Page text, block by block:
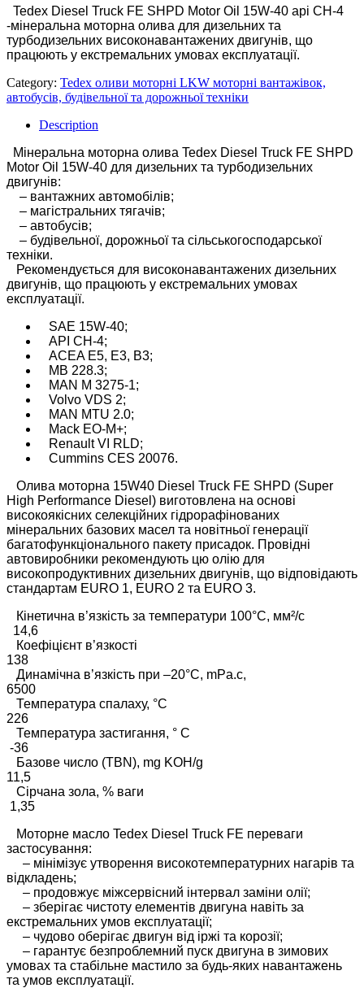
Tedex Diesel Truck FE SHPD Motor Oil 15W-40 api CH-4
-мінеральна моторна олива для дизельних та
турбодизельних високонавантажених двигунів, що
працюють у екстремальних умовах експлуатації.
Category: Tedex оливи моторні LKW моторні вантажівок,
автобусів, будівельної та дорожньої техніки
Description
Мінеральна моторна олива Tedex Diesel Truck FE SHPD
Motor Oil 15W-40 для дизельних та турбодизельних
двигунів:
– вантажних автомобілів;
– магістральних тягачів;
– автобусів;
– будівельної, дорожньої та сільськогосподарської
техніки.
Рекомендується для високонавантажених дизельних
двигунів, що працюють у екстремальних умовах
експлуатації.
SAE 15W-40;
API CH-4;
ACEA E5, E3, B3;
MB 228.3;
MAN M 3275-1;
Volvo VDS 2;
MAN MTU 2.0;
Mack EO-M+;
Renault VI RLD;
Cummins CES 20076.
Олива моторна 15W40 Diesel Truck FE SHPD (Super
High Performance Diesel) виготовлена на основі
високоякісних селекційних гідрорафінованих
мінеральних базових масел та новітньої генерації
багатофункціонального пакету присадок. Провідні
автовиробники рекомендують цю олію для
високопродуктивних дизельних двигунів, що відповідають
стандартам EURO 1, EURO 2 та EURO 3.
Кінетична в’язкість за температури 100°C, мм²/с
14,6
Коефіцієнт в’язкості
138
Динамічна в’язкість при –20°C, mPa.с,
6500
Температура спалаху, °C
226
Температура застигання, ° C
-36
Базове число (TBN), mg KOH/g
11,5
Сірчана зола, % ваги
1,35
Моторне масло Tedex Diesel Truck FE переваги
застосування:
– мінімізує утворення високотемпературних нагарів та
відкладень;
– продовжує міжсервісний інтервал заміни олії;
– зберігає чистоту елементів двигуна навіть за
екстремальних умов експлуатації;
– чудово оберігає двигун від іржі та корозії;
– гарантує безпроблемний пуск двигуна в зимових
умовах та стабільне мастило за будь-яких навантажень
та умов експлуатації.